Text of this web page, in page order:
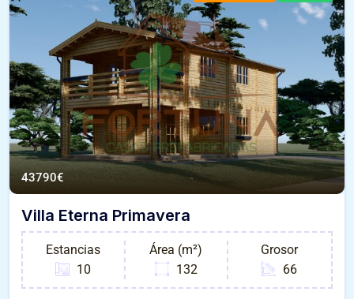
43790€
Villa Eterna Primavera
Estancias
10
Área (m²)
132
Grosor
66